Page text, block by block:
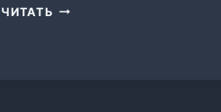
ЧИТАТЬ ВЕДЬМА,